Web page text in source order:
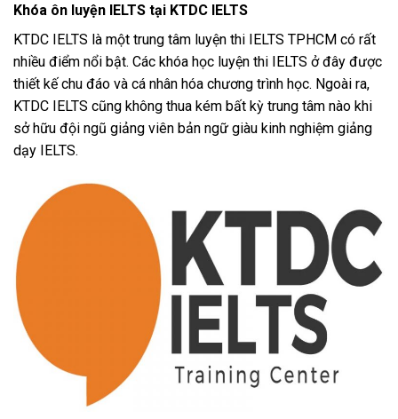
Khóa ôn luyện IELTS tại KTDC IELTS
KTDC IELTS là một trung tâm luyện thi IELTS TPHCM có rất
nhiều điểm nổi bật. Các khóa học luyện thi IELTS ở đây được
thiết kế chu đáo và cá nhân hóa chương trình học. Ngoài ra,
KTDC IELTS cũng không thua kém bất kỳ trung tâm nào khi
sở hữu đội ngũ giảng viên bản ngữ giàu kinh nghiệm giảng
dạy IELTS.